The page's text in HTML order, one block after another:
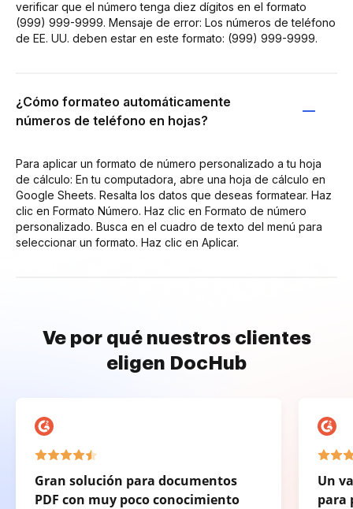
verificar que el número tenga diez dígitos en el formato
(999) 999-9999. Mensaje de error: Los números de teléfono
de EE. UU. deben estar en este formato: (999) 999-9999.
¿Cómo formateo automáticamente
números de teléfono en hojas?
Para aplicar un formato de número personalizado a tu hoja
de cálculo: En tu computadora, abre una hoja de cálculo en
Google Sheets. Resalta los datos que deseas formatear. Haz
clic en Formato Número. Haz clic en Formato de número
personalizado. Busca en el cuadro de texto del menú para
seleccionar un formato. Haz clic en Aplicar.
Ve por qué nuestros clientes
eligen DocHub
Gran solución para documentos
PDF con muy poco conocimiento
Un
para